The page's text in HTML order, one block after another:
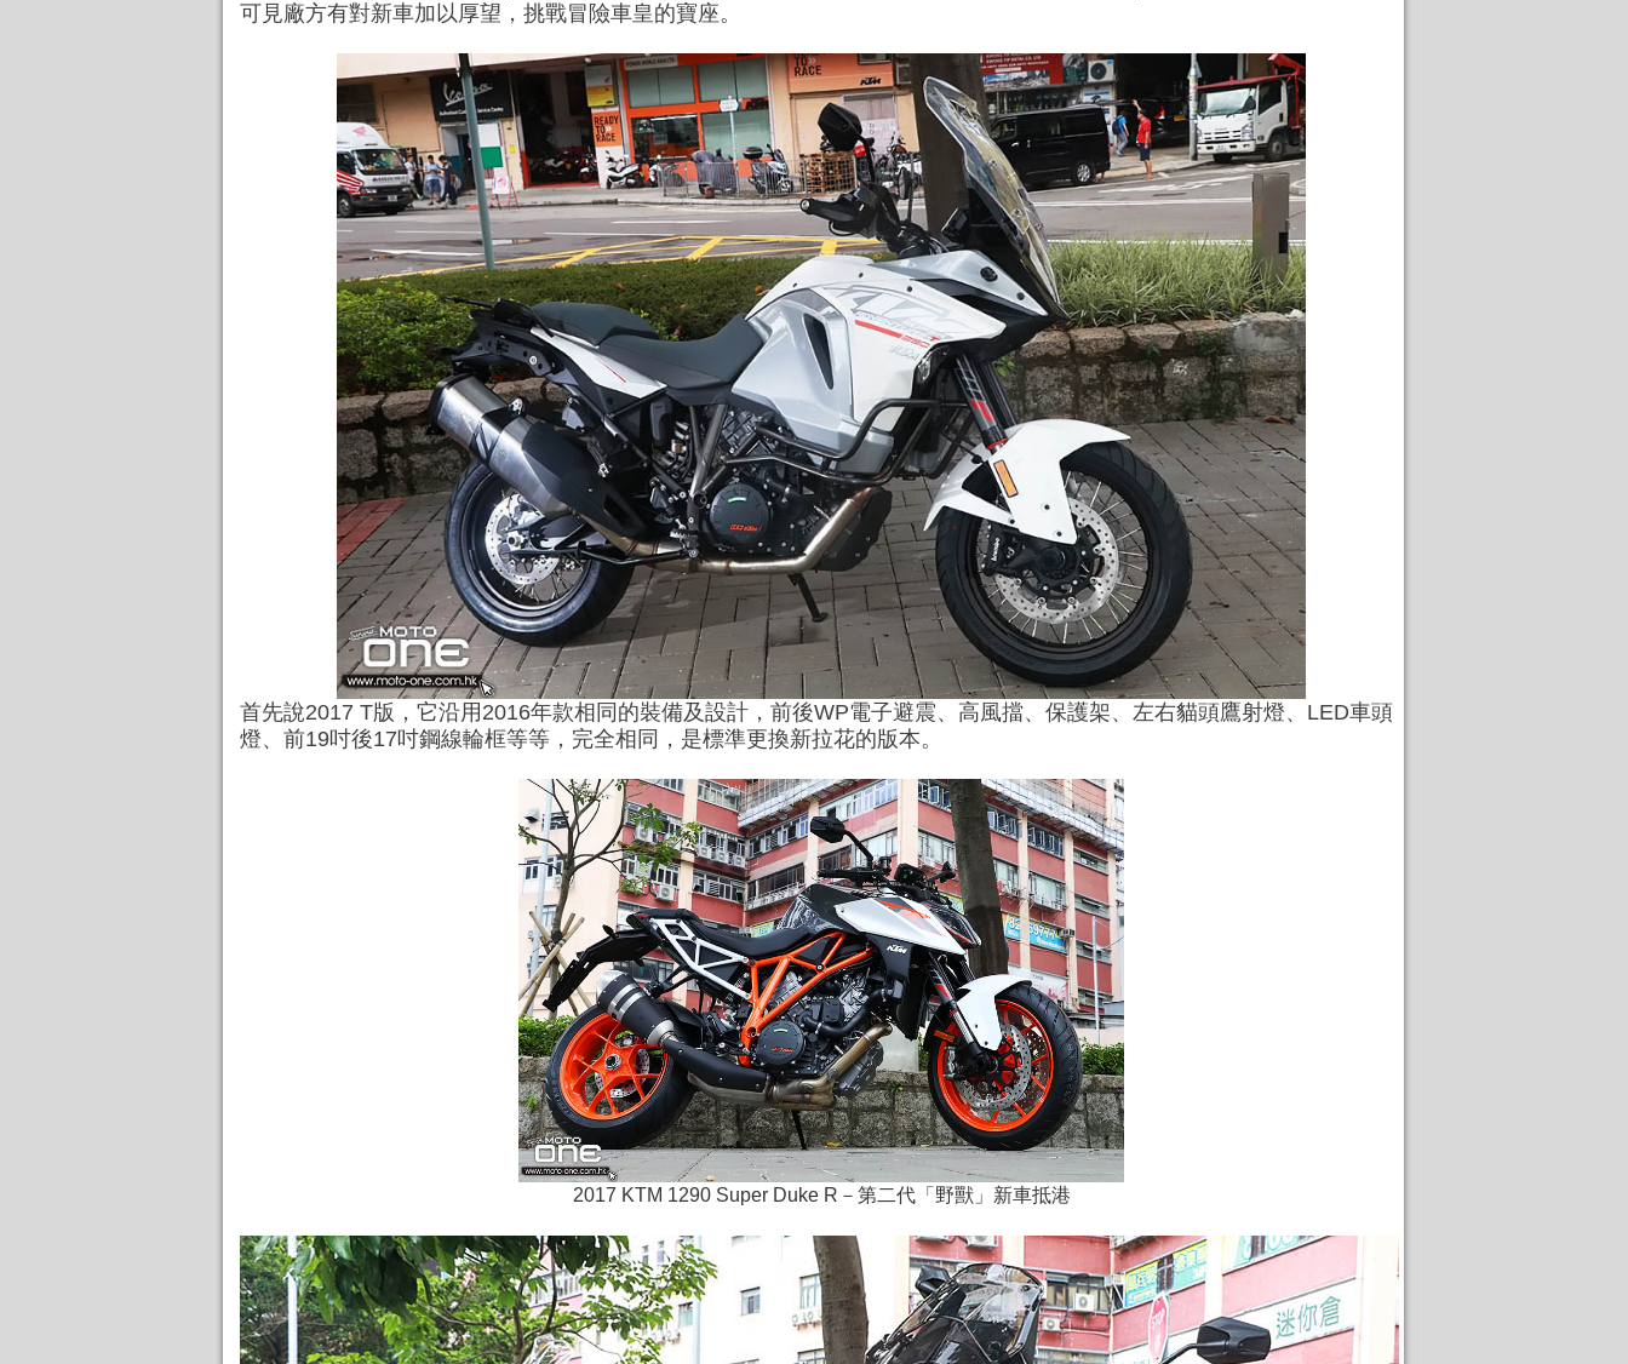
可見廠方有對新車加以厚望，挑戰冒險車皇的寶座。
首先說2017 T版，它沿用2016年款相同的裝備及設計，前後WP電子避震、高風擋、保護架、左右貓頭鷹射燈、LED車頭
燈、前19吋後17吋鋼線輪框等等，完全相同，是標準更換新拉花的版本。
2017 KTM 1290 Super Duke R－第二代「野獸」新車抵港